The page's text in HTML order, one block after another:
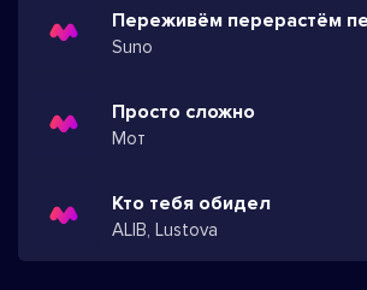
Suno
Просто сложно
Мот
Кто тебя обидел
ALIB, Lustova